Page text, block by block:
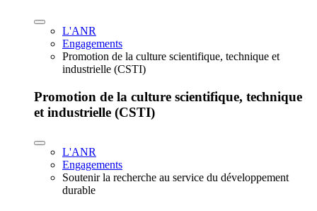
L'ANR
Engagements
Promotion de la culture scientifique, technique et
industrielle (CSTI)
Promotion de la culture scientifique, technique
et industrielle (CSTI)
L'ANR
Engagements
Soutenir la recherche au service du développement
durable